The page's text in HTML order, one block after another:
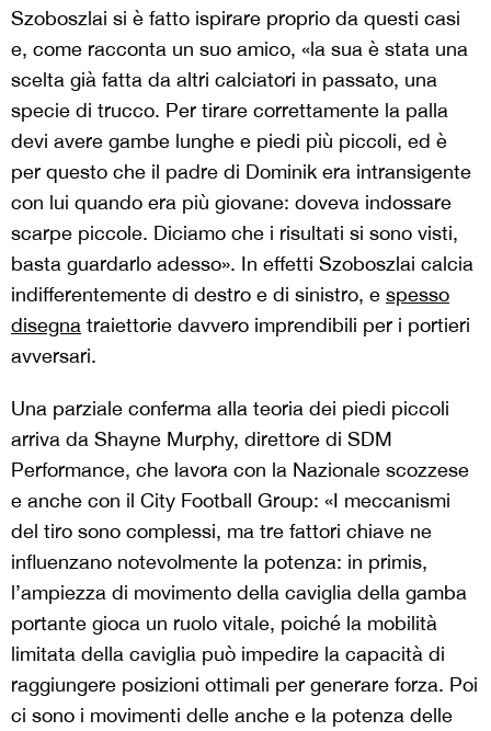
Szoboszlai si è fatto ispirare proprio da questi casi
e, come racconta un suo amico, «la sua è stata una
scelta già fatta da altri calciatori in passato, una
specie di trucco. Per tirare correttamente la palla
devi avere gambe lunghe e piedi più piccoli, ed è
per questo che il padre di Dominik era intransigente
con lui quando era più giovane: doveva indossare
scarpe piccole. Diciamo che i risultati si sono visti,
basta guardarlo adesso». In effetti Szoboszlai calcia
indifferentemente di destro e di sinistro, e spesso
disegna traiettorie davvero imprendibili per i portieri
avversari.
Una parziale conferma alla teoria dei piedi piccoli
arriva da Shayne Murphy, direttore di SDM
Performance, che lavora con la Nazionale scozzese
e anche con il City Football Group: «I meccanismi
del tiro sono complessi, ma tre fattori chiave ne
influenzano notevolmente la potenza: in primis,
l’ampiezza di movimento della caviglia della gamba
portante gioca un ruolo vitale, poiché la mobilità
limitata della caviglia può impedire la capacità di
raggiungere posizioni ottimali per generare forza. Poi
ci sono i movimenti delle anche e la potenza delle